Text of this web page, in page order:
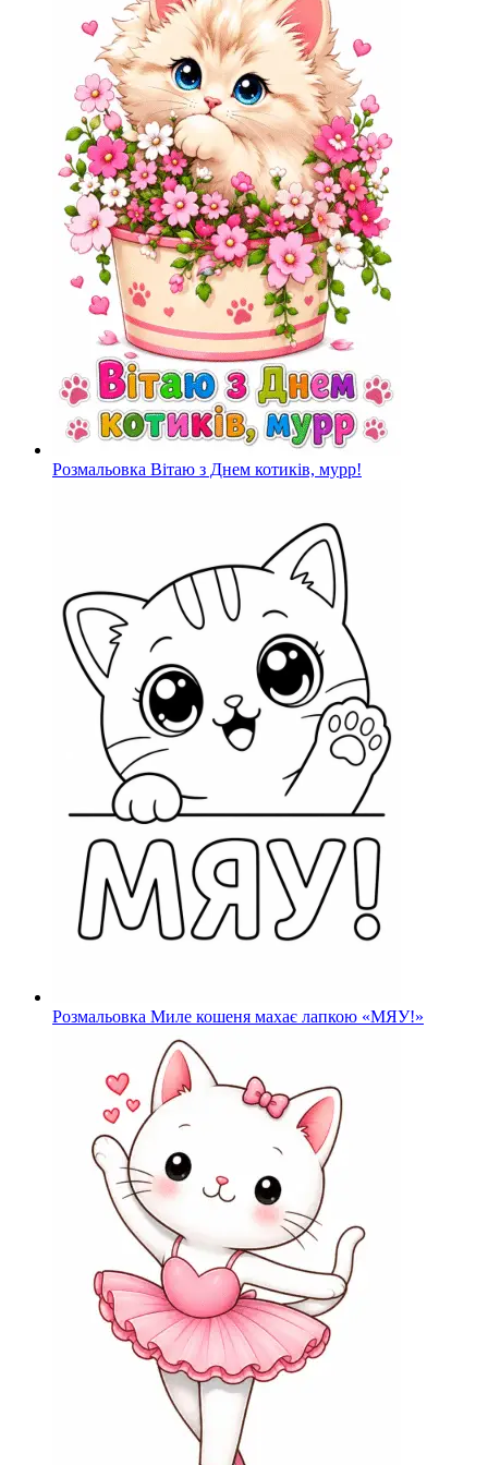
Розмальовка Вітаю з Днем котиків, мурр!
Розмальовка Миле кошеня махає лапкою «МЯУ!»